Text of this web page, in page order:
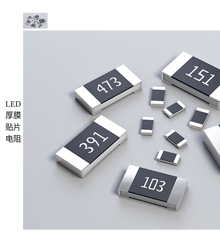
LED
厚膜
贴片
电阻